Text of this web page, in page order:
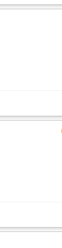
programów
ustawianie,
generowanych